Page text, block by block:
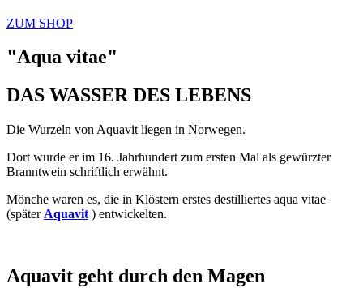
ZUM SHOP
"Aqua vitae"
DAS WASSER DES LEBENS
Die Wurzeln von Aquavit liegen in Norwegen.
Dort wurde er im 16. Jahrhundert zum ersten Mal als gewürzter
Branntwein schriftlich erwähnt.
Mönche waren es, die in Klöstern erstes destilliertes aqua vitae
(später Aquavit ) entwickelten.
Aquavit geht durch den Magen